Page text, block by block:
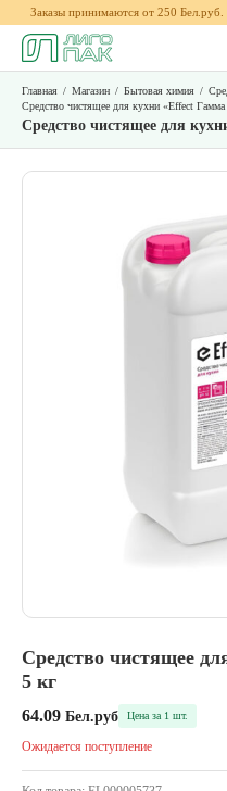
Заказы принимаются от 250
Главная / Магазин / Бытовая химия /
Средство чистящее для кухни «Effect
Средство чистящее для
Средство чистящее
5 кг
64.09 Бел.руб Цена за 1 шт.
Ожидается поступление